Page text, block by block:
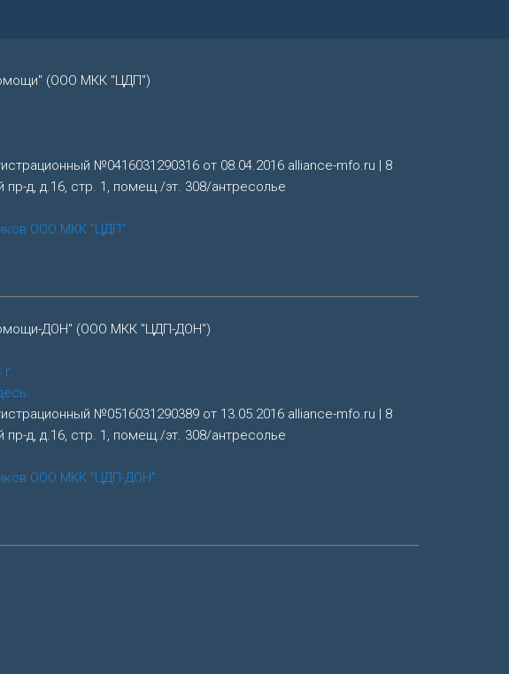
(ООО МКК "ЦДП")
№0416031290316 от 08.04.2016 alliance-mfo.ru | 8
д, д.16, стр. 1, помещ./эт. 308/антресолье
ООО МКК "ЦДП"
ДОН" (ООО МКК "ЦДП-ДОН")
№0516031290389 от 13.05.2016 alliance-mfo.ru | 8
д, д.16, стр. 1, помещ./эт. 308/антресолье
ООО МКК "ЦДП-ДОН"